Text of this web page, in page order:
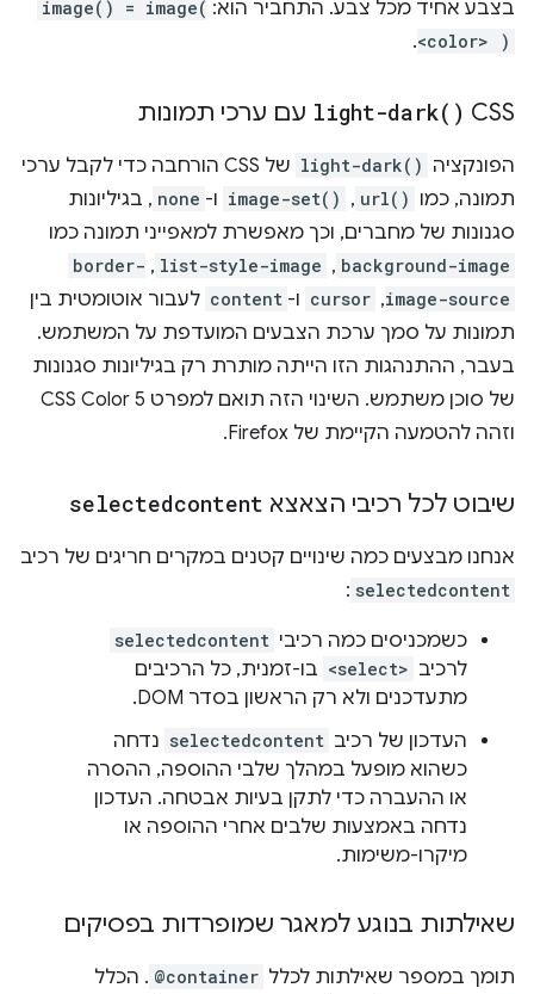
בצבע אחיד מכל צבע. התחביר הוא: image() = image(
<color> )
.
‫CSS
light-dark( ) עם ערכי תמונות
הפונקציה light-dark()
של CSS הורחבה כדי לקבל ערכי
תמונה, כמו url()
,‏
image-set() ו- none , בגיליונות
סגנונות של מחברים, וכך מאפשרת למאפייני תמונה כמו
background-image
,‏
list-style-image
,‏
border-
image-source
,‏
cursor ו- content לעבור אוטומטית בין
תמונות על סמך ערכת הצבעים המועדפת על המשתמש.
בעבר, ההתנהגות הזו הייתה מותרת רק בגיליונות סגנונות
של סוכן משתמש. השינוי הזה תואם למפרט CSS Color 5
וזהה להטמעה הקיימת של Firefox.
שיבוט לכל רכיבי הצאצא selectedcontent
אנחנו מבצעים כמה שינויים קטנים במקרים חריגים של רכיב
selectedcontent
:
כשמכניסים כמה רכיבי selectedcontent
לרכיב <select> בו-זמנית, כל הרכיבים
מתעדכנים ולא רק הראשון בסדר DOM.
העדכון של רכיב selectedcontent נדחה
כשהוא מופעל במהלך שלבי ההוספה, ההסרה
או ההעברה כדי לתקן בעיות אבטחה. העדכון
נדחה באמצעות שלבים אחרי ההוספה או
מיקרו-משימות.
שאילתות בנוגע למאגר שמופרדות בפסיקים
תומך במספר שאילתות לכלל @container . הכלל